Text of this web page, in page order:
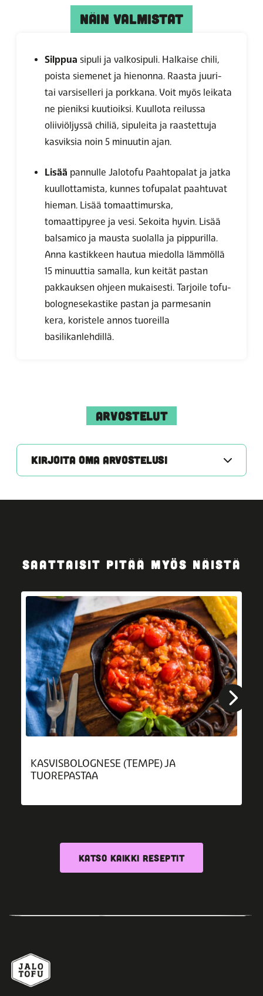
NÄIN VALMISTAT
Silppua sipuli ja valkosipuli. Halkaise chili,
poista siemenet ja hienonna. Raasta juuri-
tai varsiselleri ja porkkana. Voit myös leikata
ne pieniksi kuutioiksi. Kuullota reilussa
oliiviöljyssä chiliä, sipuleita ja raastettuja
kasviksia noin 5 minuutin ajan.
Lisää pannulle Jalotofu Paahtopalat ja jatka
kuullottamista, kunnes tofupalat paahtuvat
hieman. Lisää tomaattimurska,
tomaattipyree ja vesi. Sekoita hyvin. Lisää
balsamico ja mausta suolalla ja pippurilla.
Anna kastikkeen hautua miedolla lämmöllä
15 minuuttia samalla, kun keität pastan
pakkauksen ohjeen mukaisesti. Tarjoile tofu-
bolognesekastike pastan ja parmesanin
kera, koristele annos tuoreilla
basilikanlehdillä.
ARVOSTELUT
KIRJOITA OMA ARVOSTELUSI
SAATTAISIT PITÄÄ MYÖS NÄISTÄ
KASVISBOLOGNESE (TEMPE) JA
TUOREPASTAA
KATSO KAIKKI RESEPTIT